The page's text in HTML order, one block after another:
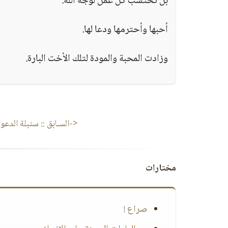
أحبها وأحترمها ودعا لها.
وزادت المحبة والمودة لتلك الأخت البارة.
<-السـابق :: سنبلة
مختارات
صراع !